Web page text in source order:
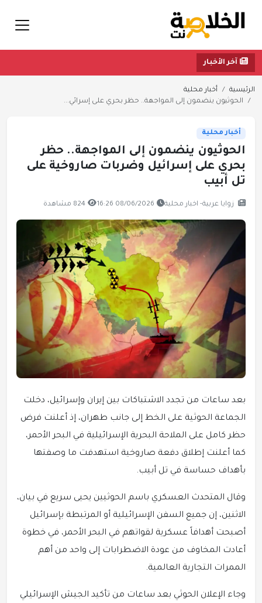
آخر الأخبار
الرئيسية
أخبار محلية
الحوثيون ينضمون إلى المواجهة.. حظر بحري على إسرائي...
أخبار محلية
الحوثيون ينضمون إلى المواجهة.. حظر
بحري على إسرائيل وضربات صاروخية على
تل أبيب
زوايا عربية- اخبار محلية 08/06/2026 16:26 824 مشاهدة
بعد ساعات من تجدد الاشتباكات بين إيران وإسرائيل، دخلت
الجماعة الحوثية على الخط إلى جانب طهران، إذ أعلنت فرض
حظر كامل على الملاحة البحرية الإسرائيلية في البحر الأحمر،
كما أعلنت إطلاق دفعة صاروخية استهدفت ما وصفتها
بأهداف حساسة في تل أبيب.
وقال المتحدث العسكري باسم الحوثيين يحيى سريع في بيان،
الاثنين، إن جميع السفن الإسرائيلية أو المرتبطة بإسرائيل
أصبحت أهدافاً عسكرية لقواتهم في البحر الأحمر، في خطوة
أعادت المخاوف من عودة الاضطرابات إلى واحد من أهم
الممرات التجارية العالمية.
وجاء الإعلان الحوثي بعد ساعات من تأكيد الجيش الإسرائيلي